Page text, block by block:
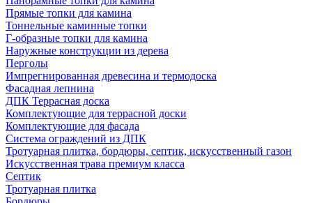
Прямые топки для камина
Тоннельные каминные топки
Г-образные топки для камина
Наружные конструкции из дерева
Перголы
Импрегнированная древесина и термодоска
Фасадная лепнина
ДПК Террасная доска
Комплектующие для террасной доски
Комплектующие для фасада
Система ограждений из ДПК
Тротуарная плитка, бордюры, септик, искусственный газон
Искусственная трава премиум класса
Септик
Тротуарная плитка